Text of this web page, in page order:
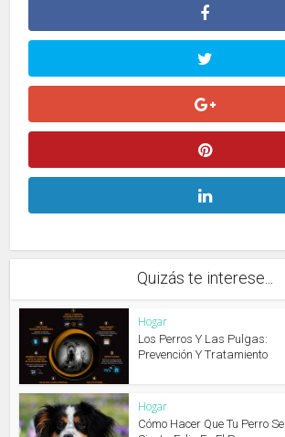
Quizás te interese...
Hogar
Los Perros Y Las Pulgas:
Prevención Y Tratamiento
Hogar
Cómo Hacer Que Tu Perro Se